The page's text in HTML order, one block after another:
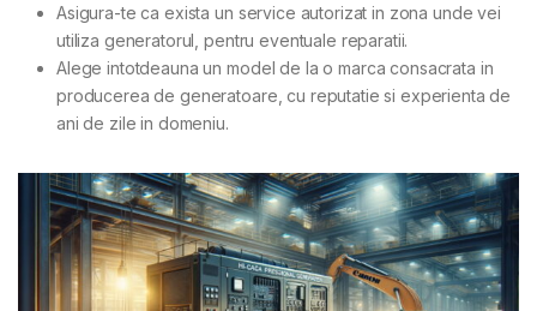
Asigura-te ca exista un service autorizat in zona unde vei
utiliza generatorul, pentru eventuale reparatii.
Alege intotdeauna un model de la o marca consacrata in
producerea de generatoare, cu reputatie si experienta de
ani de zile in domeniu.